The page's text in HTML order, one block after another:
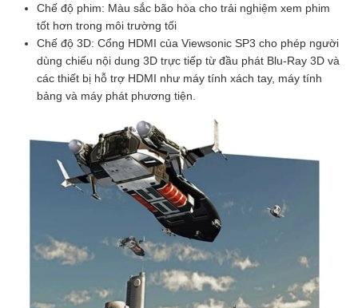
Chế độ phim: Màu sắc bão hòa cho trải nghiệm xem phim
tốt hơn trong môi trường tối
Chế độ 3D: Cổng HDMI của Viewsonic SP3 cho phép người
dùng chiếu nội dung 3D trực tiếp từ đầu phát Blu-Ray 3D và
các thiết bị hỗ trợ HDMI như máy tính xách tay, máy tính
bảng và máy phát phương tiện.